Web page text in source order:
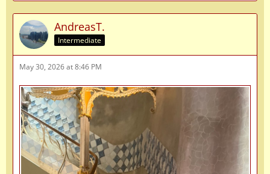
AndreasT.
Intermediate
May 30, 2026 at 8:46 PM